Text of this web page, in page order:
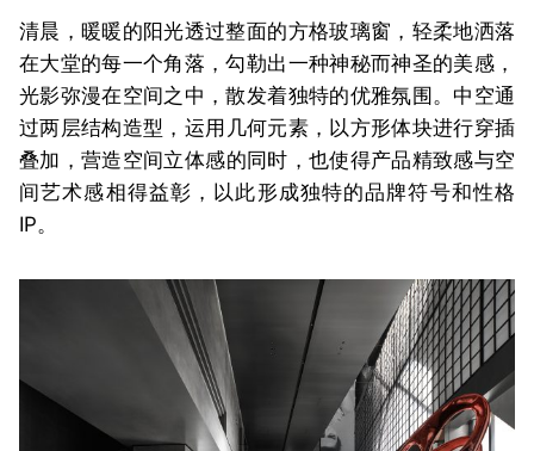
清晨，暖暖的阳光透过整面的方格玻璃窗，轻柔地洒落
在大堂的每一个角落，勾勒出一种神秘而神圣的美感 ，
光影弥漫在空间之中，散发着独特的优雅氛围。中空通
过两层结构造型 ， 运用几何元素，以方形体块进行穿插
叠加，营造空间立体感的同时，也使得产品精致感与空
间艺术感相得益彰 ，以此形成独特的品牌符号和性格
IP。